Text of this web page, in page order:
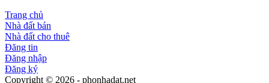
Trang chủ
Nhà đất bán
Nhà đất cho thuê
Đăng tin
Đăng nhập
Đăng ký
Copyright © 2026 - phonhadat.net